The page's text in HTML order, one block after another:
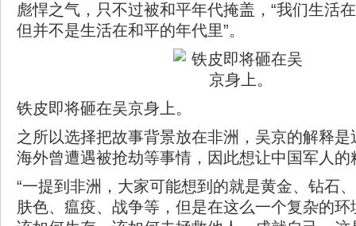
彪悍之气，只不过被和平年代掩盖，“我们生活
但并不是生活在和平的年代里”。
铁皮即将砸在吴京身上。
之所以选择把故事背景放在非洲，吴京的解释
海外曾遭遇被抢劫等事情，因此想让中国军人的
“一提到非洲，大家可能想到的就是黄金、钻石
肤色、瘟疫、战争等，但是在这么一个复杂的